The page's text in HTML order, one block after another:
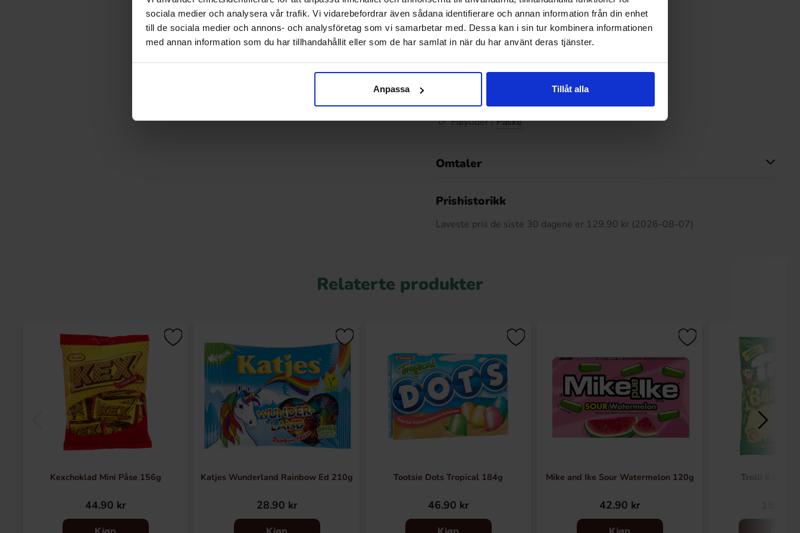
sociala medier och analysera vår trafik. Vi vidarebefordrar även sådana identifierare och annan information från din enhet
till de sociala medier och annons- och analysföretag som vi samarbetar med. Dessa kan i sin tur kombinera informationen
med annan information som du har tillhandahållit eller som de har samlat in när du har använt deras tjänster.
Anpassa Tillåt alla
Godteri /Sjokolade
Høytider
Høytider /Påske
Omtaler
Prishistorikk
Laveste pris de siste 30 dagene er 129.90 kr (2026-08-07)
Relaterte produkter
Kexchoklad Mini Påse 156g
44.90 kr
Katjes Wunderland Rainbow Ed 210g
28.90 kr
Tootsie Dots Tropical 184g
46.90 kr
Mike and Ike Sour Watermelon 120g
42.90 kr
Trolli